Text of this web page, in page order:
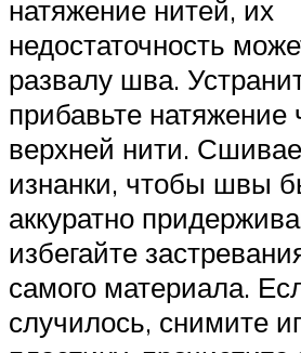
натяжение нитей, их
недостаточность
развалу шва.
прибавьте натяжение
верхней нити.
изнанки, чтобы швы
аккуратно
избегайте
самого материала.
случилось, снимите